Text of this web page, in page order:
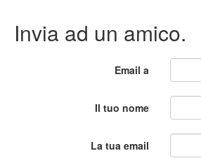
Invia ad un amico.
Email a
Il tuo nome
La tua email